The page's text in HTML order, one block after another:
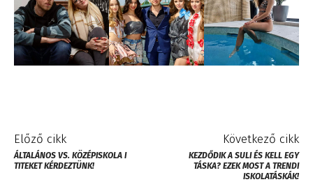
Előző cikk
ÁLTALÁNOS VS. KÖZÉPISKOLA I
TITEKET KÉRDEZTÜNK!
Következő cikk
KEZDŐDIK A SULI ÉS KELL EGY
TÁSKA? EZEK MOST A TRENDI
ISKOLATÁSKÁK!